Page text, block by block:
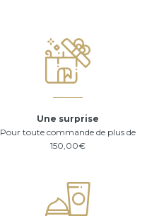
Une surprise
Pour toute commande de plus de
150,00€